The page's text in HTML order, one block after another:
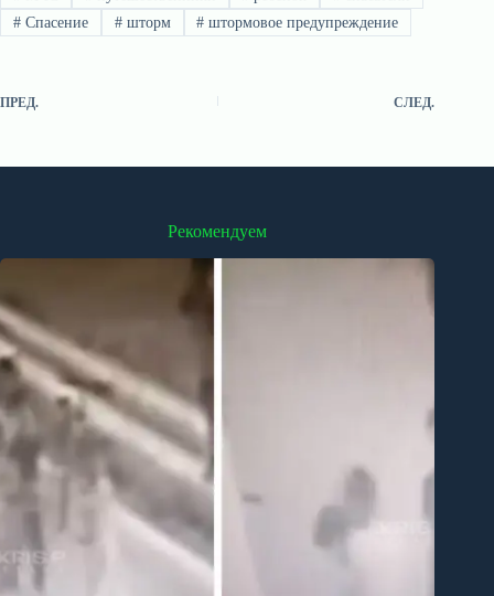
#Спасение #шторм # штормовое предупреждение
ПРЕД. СЛЕД.
Рекомендуем